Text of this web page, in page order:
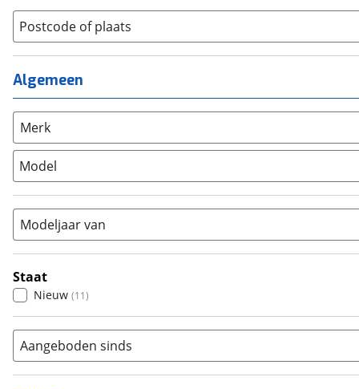
Jeugdfiets (0)
Kinderfiets (0)
Ligfiets (0)
Mountainbike
Overig (0)
Racefiets
Stadsfiets (0)
Tandem
Lage instap (0)
Meisjes
Postcode of plaats
Algemeen
Merk
Model
Modeljaar van
Staat
Nieuw (11)
Aangeboden sinds